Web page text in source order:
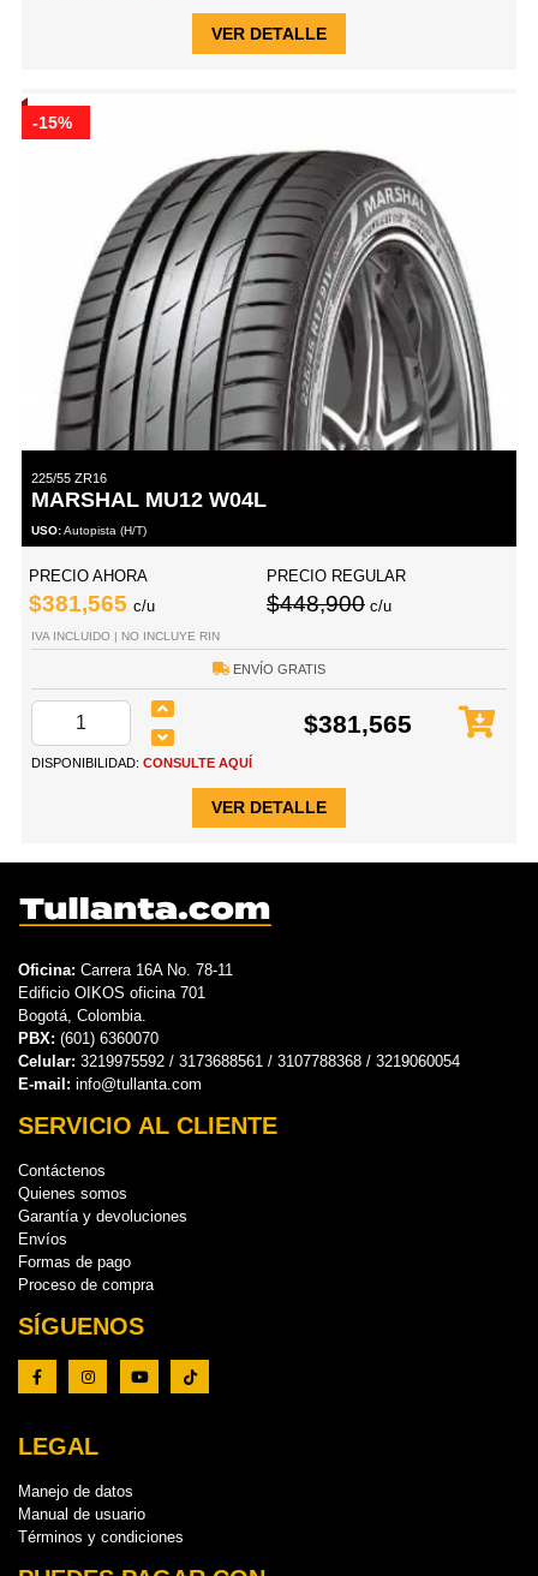
VER DETALLE
-15%
225/55 ZR16
MARSHAL MU12 W04L
USO:Autopista (H/T)
PRECIO AHORA
$381,565 c/u
PRECIO REGULAR
$448,900 c/u
IVA INCLUIDO | NO INCLUYE RIN
ENVÍO GRATIS
$381,565
DISPONIBILIDAD: CONSULTE AQUÍ
VER DETALLE
Oficina: Carrera 16A No. 78-11
Edificio OIKOS oficina 701
Bogotá, Colombia.
PBX: (601) 6360070
Celular: 3219975592 / 3173688561 / 3107788368 / 3219060054
E-mail: info@tullanta.com
SERVICIO AL CLIENTE
Contáctenos
Quienes somos
Garantía y devoluciones
Envíos
Formas de pago
Proceso de compra
SÍGUENOS
LEGAL
Manejo de datos
Manual de usuario
Términos y condiciones